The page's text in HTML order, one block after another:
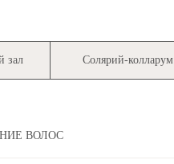
зал Солярий-колларум
ВОЛОС